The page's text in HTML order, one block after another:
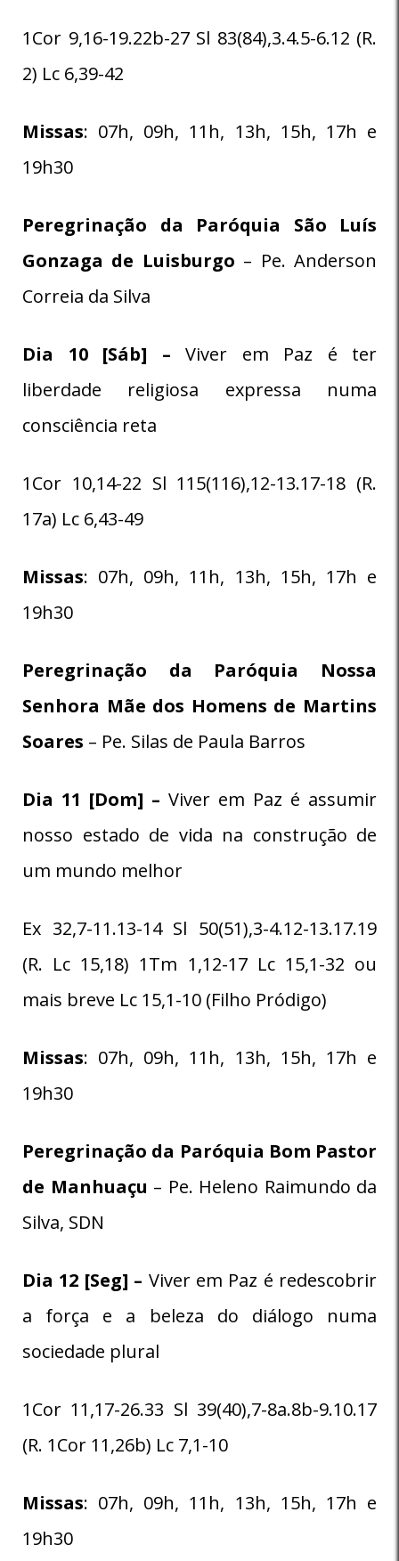
1Cor 9,16-19.22b-27 Sl 83(84),3.4.5-6.12 (R.
2) Lc 6,39-42
Missas: 07h, 09h, 11h, 13h, 15h, 17h e
19h30
Peregrinação da Paróquia
São Luís
Gonzaga de Luisburgo – Pe. Anderson
Correia da Silva
Dia 10 [Sáb] – Viver em Paz é ter
liberdade religiosa expressa numa
consciência reta
1Cor 10,14-22 Sl 115(116),12-13.17-18 (R.
17a) Lc 6,43-49
Missas: 07h, 09h, 11h, 13h, 15h, 17h e
19h30
Peregrinação da Paróquia
Nossa
Senhora Mãe dos Homens de Martins
Soares – Pe. Silas de Paula Barros
Dia 11 [Dom] – Viver em Paz é assumir
nosso estado de vida na construção de
um mundo melhor
Ex 32,7-11.13-14 Sl 50(51),3-4.12-13.17.19
(R. Lc 15,18) 1Tm 1,12-17 Lc 15,1-32 ou
mais breve Lc 15,1-10 (Filho Pródigo)
Missas: 07h, 09h, 11h, 13h, 15h, 17h e
19h30
Peregrinação da Paróquia Bom Pastor
de Manhuaçu – Pe. Heleno Raimundo da
Silva, SDN
Dia 12 [Seg] – Viver em Paz é redescobrir
a força e a beleza do diálogo numa
sociedade plural
1Cor 11,17-26.33 Sl 39(40),7-8a.8b-9.10.17
(R. 1Cor 11,26b) Lc 7,1-10
Missas: 07h, 09h, 11h, 13h, 15h, 17h e
19h30